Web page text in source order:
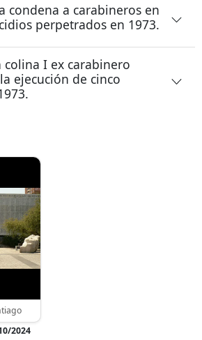
condena a carabineros en
perpetrados en 1973.
colina I ex carabinero
ejecución de cinco
2024